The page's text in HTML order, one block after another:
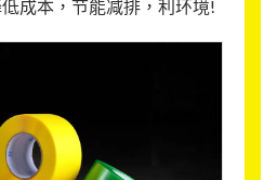
成本，节能减排，利环境!